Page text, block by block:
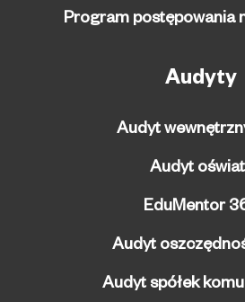
Program postępowania
Audyty
Audyt
Audyt
EduMentor
Audyt
Audyt spółek